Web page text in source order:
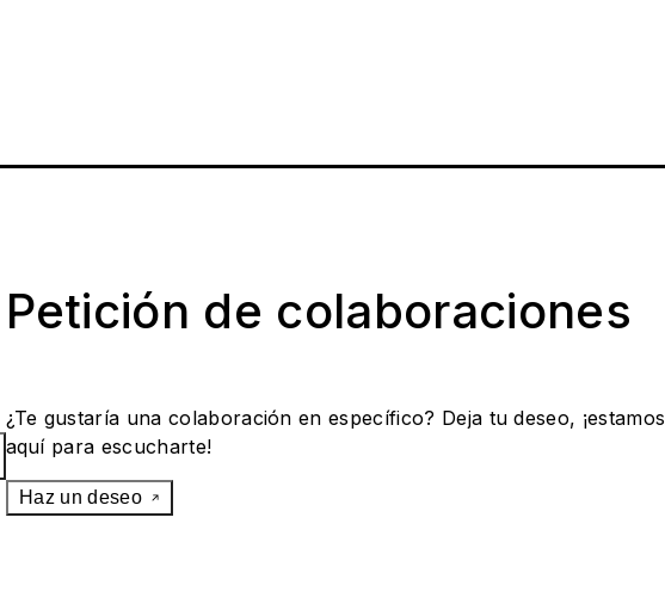
Petición de colaboraciones
¿Te gustaría una colaboración en específico? Deja tu deseo, ¡estamos
aquí para escucharte!
Haz un deseo